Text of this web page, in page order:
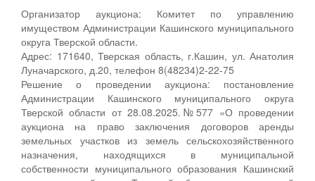
Организатор аукциона: Комитет по управлению
имуществом Администрации Кашинского муниципального
округа Тверской области.
Адрес: 171640, Тверская область, г.Кашин, ул. Анатолия
Луначарского, д.20, телефон 8(48234)2-22-75
Решение о проведении аукциона: постановление
Администрации Кашинского муниципального округа
Тверской области от 28.08.2025.№577 «О проведении
аукциона на право заключения договоров аренды
земельных участков из земель сельскохозяйственного
назначения, находящихся в муниципальной
собственности муниципального образования Кашинский